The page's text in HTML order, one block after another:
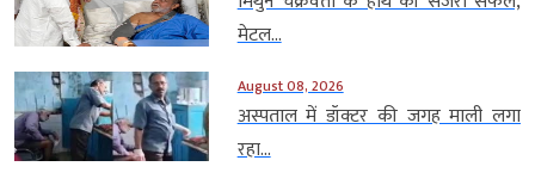
मेटल...
August 08, 2026
अस्पताल में डॉक्टर की जगह माली लगा
रहा...